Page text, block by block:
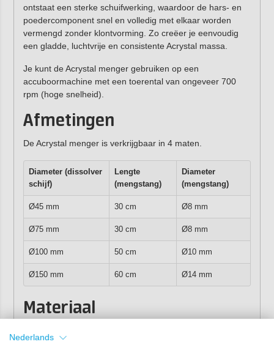
ontstaat een sterke schuifwerking, waardoor de hars- en
poedercomponent snel en volledig met elkaar worden
vermengd zonder klontvorming. Zo creëer je eenvoudig
een gladde, luchtvrije en consistente Acrystal massa.
Je kunt de Acrystal menger gebruiken op een
accuboormachine met een toerental van ongeveer 700
rpm (hoge snelheid).
Afmetingen
De Acrystal menger is verkrijgbaar in 4 maten.
Diameter (dissolver
schijf)
Lengte
(mengstang)
Diameter
(mengstang)
Ø45 mm 30 cm Ø8 mm
Ø75 mm 30 cm Ø8 mm
Ø100 mm 50 cm Ø10 mm
Ø150 mm 60 cm Ø14 mm
Materiaal
Nederlands